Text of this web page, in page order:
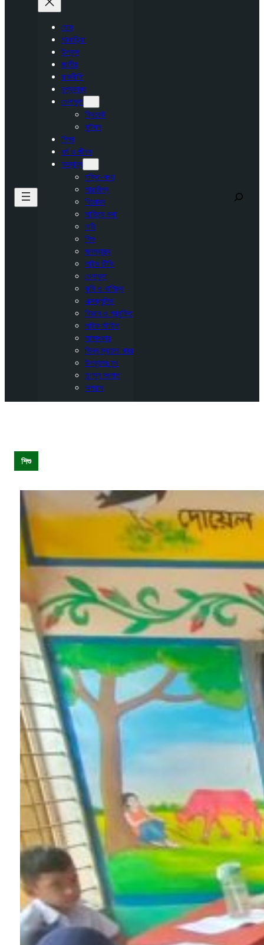
হোম
মঠবাড়িয়া
উপকূল
জাতীয়
রাজনীতি
দৃশ্যকাব্য
খেলাধুলা
ক্রিকেট
ফুটবল
শিক্ষা
ধর্ম ও জীবন
অন্যান্য
মুক্তি-কথা
সারাবিশ্ব
বিনোদন
সাহিত্য কথা
নারী
শিশু
জনস্বাস্থ্য
লাইভ টিভি
খেলাধুলা
কৃষি ও বাণিজ্য
এক্সক্লুসিভ
বিজ্ঞান ও প্রযুক্তি
লাইফ স্টাইল
সাক্ষাৎকার
ভিন্ন স্বাদের খবর
উপকূলের মুখ
তৃণমূল সংলাপ
অপরাধ
Search
শিশু